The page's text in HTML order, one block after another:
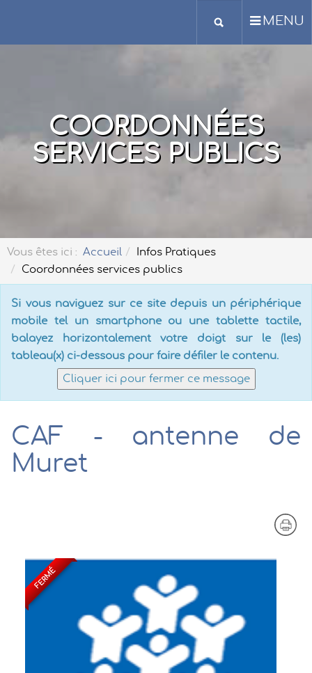
MENU
COORDONNÉES
SERVICES PUBLICS
Vous êtes ici : Accueil
Infos Pratiques
Coordonnées services publics
Si vous naviguez sur ce site depuis un périphérique
mobile tel un smartphone ou une tablette tactile,
balayez horizontalement votre doigt sur le (les)
tableau(x) ci-dessous pour faire défiler le contenu.
Cliquer ici pour fermer ce message
CAF - antenne de
Muret
FERMÉ